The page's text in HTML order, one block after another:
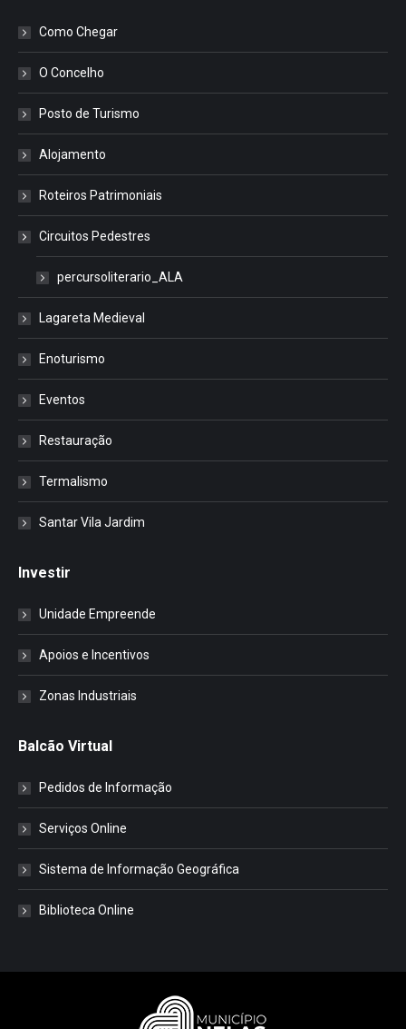
Como Chegar
O Concelho
Posto de Turismo
Alojamento
Roteiros Patrimoniais
Circuitos Pedestres
percursoliterario_ALA
Lagareta Medieval
Enoturismo
Eventos
Restauração
Termalismo
Santar Vila Jardim
Investir
Unidade Empreende
Apoios e Incentivos
Zonas Industriais
Balcão Virtual
Pedidos de Informação
Serviços Online
Sistema de Informação Geográfica
Biblioteca Online